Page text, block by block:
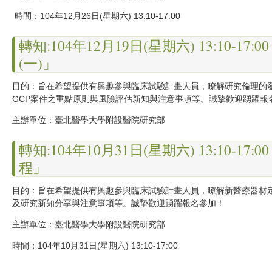
時間：104年12月26日(星期六) 13:10-17:00
轉知:104年12月19日(星期六) 13:10-
(一)」
目的：旨在希望提供有興趣參與臨床試驗計畫人員，瞭解研究倫理
GCP案件之重點原則與風險評估新知與注意事項等。誠摯歡迎踴躍報
主辦單位：臺北醫學大學附設醫院研究部
轉知:104年10月31日(星期六) 13:10-
程」
目的：旨在希望提供有興趣參與臨床試驗計畫人員，瞭解新醫療器
及研究新知分享與注意事項等。誠摯歡迎踴躍報名參加！
主辦單位：臺北醫學大學附設醫院研究部
時間：104年10月31日(星期六) 13:10-17:00